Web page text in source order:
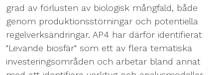
grad av förlusten av biologisk mångfald, både
genom produktionsstörningar och potentiella
regelverksändringar. AP4 har därför identifierat
"Levande biosfär" som ett av flera tematiska
investeringsområden och arbetar bland annat